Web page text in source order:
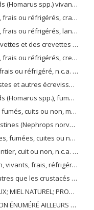
frais ou réfrigérés, même décortiqués
crabes, même décortiqués
(Nephrops norvegicus), même décortiquées
Crangon crangon), vivantes, fraîches ou réfrigérées, même décortiquées
l'exclusion des variétés d'eau froide, en coques ou non
y compris farines comestibles, poudres et agglomérés sous forme de pellets de crustacés
spp.), fumées, cuites ou non, même décortiquées, même cuites avant ou pendant leur fumage
même décortiqués, même cuits, avant ou pendant leur fumage
cuits ou non avant ou pendant leur fumage
non, même décortiquées, même cuites, avant ou pendant leur fumage
décortiquées, même cuites avant ou pendant leur fumage
y compris farines comestibles, poudres et agglomérés sous forme de pellets de crustacés
ou non avant ou pendant le fumage; farines, poudres et pellets de mollusques propres à l'alimentation humaine
même cuits avant ou pendant le fumage; farines, poudres et pellets propres à la consommation humaine
ANIMALE, NON ÉNUMÉRÉS AILLEURS OU INCLUS
AILLEURS OU INCLUS